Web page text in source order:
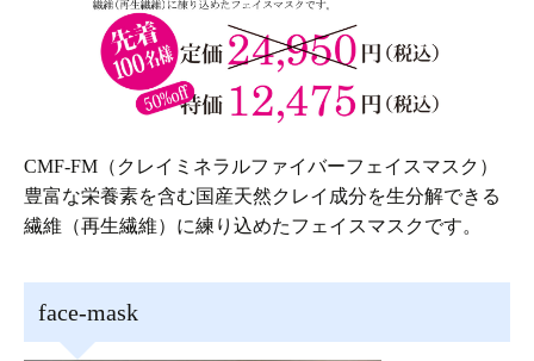
CMF-FM（クレイミネラルファイバーフェイスマスク）
豊富な栄養素を含む国産天然クレイ成分を生分解できる
繊維（再生繊維）に練り込めたフェイスマスクです。
face-mask